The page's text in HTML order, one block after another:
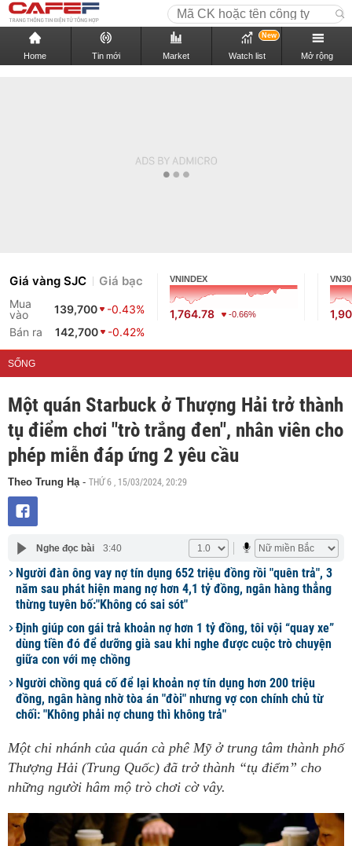
Home Tin mới Market Watch list
New
Mở rộng
Giá vàng SJC Giá bạc
Mua
vào
139,700
-0.43%
Bán ra
142,700 -0.42%
VNINDEX
1,764.78 -0.66%
VN30
SỐNG
Một quán Starbuck ở Thượng Hải trở thành
tụ điểm chơi "trò trắng đen", nhân viên cho
phép miễn đáp ứng 2 yêu cầu
Theo Trung Hạ- THỨ 6 , 15/03/2024, 20:29
Nghe đọc bài 3:40
Người đàn ông vay nợ tín dụng 652 triệu đồng rồi "quên trả", 3
năm sau phát hiện mang nợ hơn 4,1 tỷ đồng, ngân hàng thẳng
thừng tuyên bố:"Không có sai sót"
Định giúp con gái trả khoản nợ hơn 1 tỷ đồng, tôi vội “quay xe”
dùng tiền đó để dưỡng già sau khi nghe được cuộc trò chuyện
giữa con với mẹ chồng
Người chồng quá cố để lại khoản nợ tín dụng hơn 200 triệu
đồng, ngân hàng nhờ tòa án "đòi" nhưng vợ con chính chủ từ
chối: "Không phải nợ chung thì không trả"
Một chi nhánh của quán cà phê Mỹ ở trung tâm thành phố
Thượng Hải (Trung Quốc) đã trở thành “tụ điểm” cho
những người hâm mộ trò chơi cờ vây.